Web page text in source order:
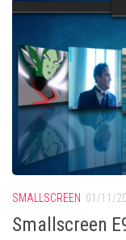
SMALLSCREEN 01/11/
Smallscreen